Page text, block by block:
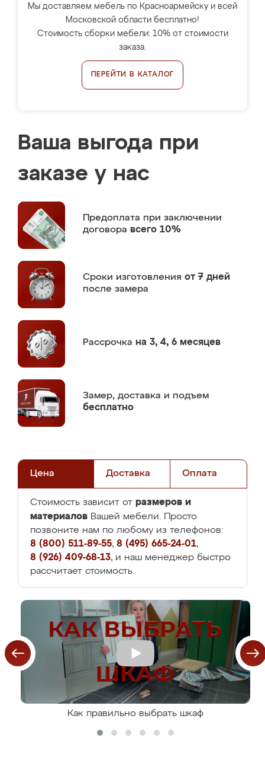
Мы доставляем мебель по Красноармейску и всей
Московской области бесплатно!
Стоимость сборки мебели: 10% от стоимости
заказа.
ПЕРЕЙТИ В КАТАЛОГ
Ваша выгода при
заказе у нас
Предоплата при заключении
договора всего 10%
Сроки изготовления от 7 дней
после замера
Рассрочка на 3, 4, 6 месяцев
Замер, доставка и подъем
бесплатно
Цена Доставка Оплата
Стоимость зависит от размеров и
материалов Вашей мебели. Просто
позвоните нам по любому из телефонов:
8 (800) 511-89-55, 8 (495) 665-24-01,
8 (926) 409-68-13, и наш менеджер быстро
рассчитает стоимость.
Как правильно выбрать шкаф